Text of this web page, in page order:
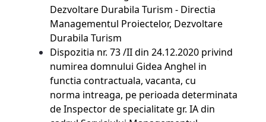
Dezvoltare Durabila Turism - Directia
Managementul Proiectelor, Dezvoltare
Durabila Turism
Dispozitia nr. 73 /II din 24.12.2020 privind
numirea domnului Gidea Anghel in
functia contractuala, vacanta, cu
norma intreaga, pe perioada determinata
de Inspector de specialitate gr. IA din